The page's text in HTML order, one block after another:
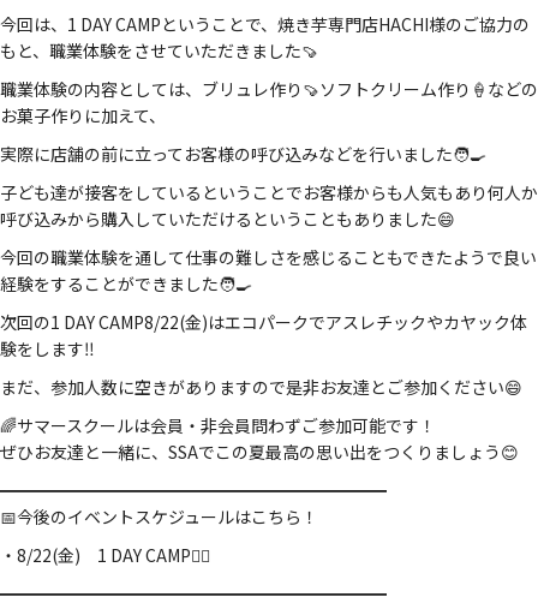
今回は、1 DAY CAMPということで、焼き芋専門店HACHI様のご協力の
もと、職業体験をさせていただきました🍠
職業体験の内容としては、ブリュレ作り🍠ソフトクリーム作り🍦などの
お菓子作りに加えて、
実際に店舗の前に立ってお客様の呼び込みなどを行いました🧑‍🍳
子ども達が接客をしているということでお客様からも人気もあり何人か
呼び込みから購入していただけるということもありました😄
今回の職業体験を通して仕事の難しさを感じることもできたようで良い
経験をすることができました🧑‍🍳
次回の1 DAY CAMP8/22(金)はエコパークでアスレチックやカヤック体
験をします‼️
まだ、参加人数に空きがありますので是非お友達とご参加ください😄
🌈サマースクールは会員・非会員問わずご参加可能です！
ぜひお友達と一緒に、SSAでこの夏最高の思い出をつくりましょう😊
━━━━━━━━━━━━━━━━━━━━━━━
📅今後のイベントスケジュールはこちら！
・8/22(金) 1 DAY CAMP🚣‍♂️
━━━━━━━━━━━━━━━━━━━━━━━